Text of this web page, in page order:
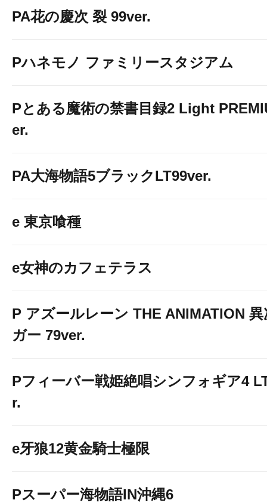
PA花の慶次 裂 99ver.
Pハネモノ ファミリースタジアム
Pとある魔術の禁書目録2 Light
er.
PA大海物語5ブラックLT99ver.
e 東京喰種
e女神のカフェテラス
P アズールレーン THE ANIMATION
ガー 79ver.
Pフィーバー戦姫絶唱シンフォギア4
r.
e牙狼12黄金騎士極限
Pスーパー海物語IN沖縄6